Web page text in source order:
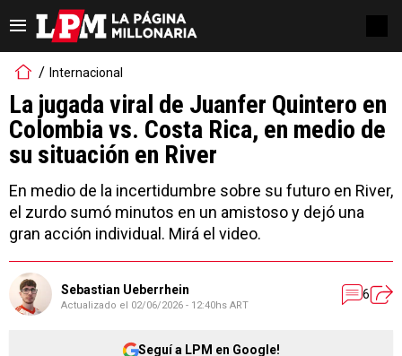
Internacional
La jugada viral de Juanfer Quintero en
Colombia vs. Costa Rica, en medio de
su situación en River
En medio de la incertidumbre sobre su futuro en River,
el zurdo sumó minutos en un amistoso y dejó una
gran acción individual. Mirá el video.
Sebastian Ueberrhein
Actualizado el 02/06/2026 - 12:40hs ART
6
Seguí a LPM en Google!